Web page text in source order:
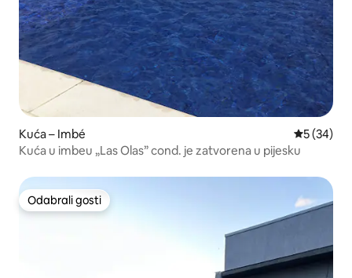
Kuća – Imbé Prosječna
5 (34)
Kuća u imbeu „Las Olas” cond. je zatvorena u pijesku
Odabrali gosti
Odabrali gosti